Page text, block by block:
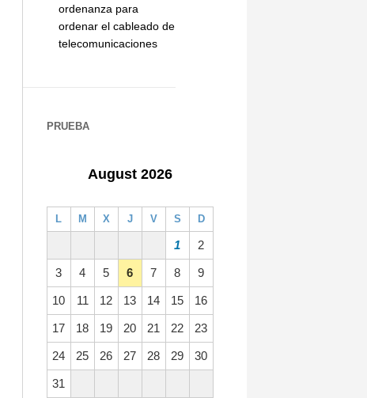
ordenanza para
ordenar el cableado de
telecomunicaciones
PRUEBA
August 2026
L M X J V S D
1 2
3 4 5 6 7 8 9
10 11 12 13 14 15 16
17 18 19 20 21 22 23
24 25 26 27 28 29 30
31